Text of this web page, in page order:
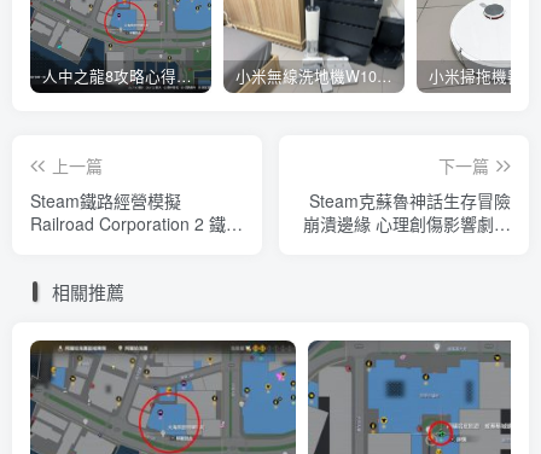
人中之龍8攻略心得：大海原證照學校21張證照必勝法 全考題200題答案整理 小米無線洗地機W10 Pro開箱評測心得：吸塵拖地清洗3合1、90度可調式機身、續航力35分鐘、售價15995元
上一篇
Steam鐵路經營模擬
Railroad Corporation 2 鐵路
下一篇
Steam克蘇魯神話生存冒險
崩潰邊緣 心理創傷影響劇情
相關推薦